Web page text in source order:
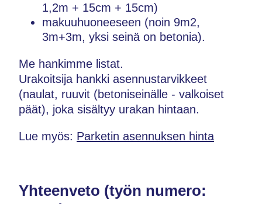
1,2m + 15cm + 15cm)
makuuhuoneeseen (noin 9m2,
3m+3m, yksi seinä on betonia).
Me hankimme listat.
Urakoitsija hankki asennustarvikkeet
(naulat, ruuvit (betoniseinälle - valkoiset
päät), joka sisältyy urakan hintaan.
Lue myös: Parketin asennuksen hinta
Yhteenveto (työn numero: